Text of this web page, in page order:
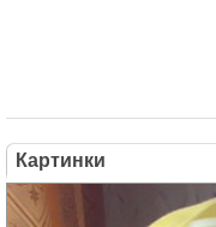
Картинки